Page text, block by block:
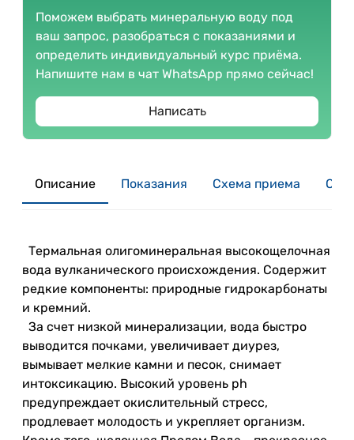
Поможем выбрать минеральную воду под
ваш запрос, разобраться с показаниями и
определить индивидуальный курс приёма.
Напишите нам в чат WhatsApp прямо сейчас!
Написать
Описание Показания Схема приема
Термальная олигоминеральная высокощелочная
вода вулканического происхождения. Содержит
редкие компоненты: природные гидрокарбонаты
и кремний.
За счет низкой минерализации, вода быстро
выводится почками, увеличивает диурез,
вымывает мелкие камни и песок, снимает
интоксикацию. Высокий уровень ph
предупреждает окислительный стресс,
продлевает молодость и укрепляет организм.